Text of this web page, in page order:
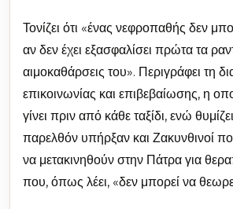
Τονίζει ότι «ένας νεφροπαθής δεν
αν δεν έχει εξασφαλίσει πρώτα τα
αιμοκαθάρσεις του». Περιγράφει τη
επικοινωνίας και επιβεβαίωσης, η
γίνει πριν από κάθε ταξίδι, ενώ
παρελθόν υπήρξαν και Ζακυνθινοί
να μετακινηθούν στην Πάτρα για
που, όπως λέει, «δεν μπορεί να